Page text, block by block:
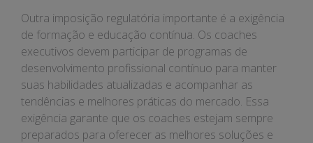
Outra imposição regulatória importante é a exigência
de formação e educação contínua. Os coaches
executivos devem participar de programas de
desenvolvimento profissional contínuo para manter
suas habilidades atualizadas e acompanhar as
tendências e melhores práticas do mercado. Essa
exigência garante que os coaches estejam sempre
preparados para oferecer as melhores soluções e